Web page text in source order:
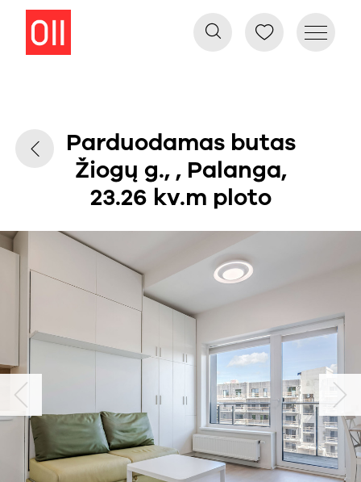
Parduodamas butas
Žiogų g., , Palanga,
23.26 kv.m ploto